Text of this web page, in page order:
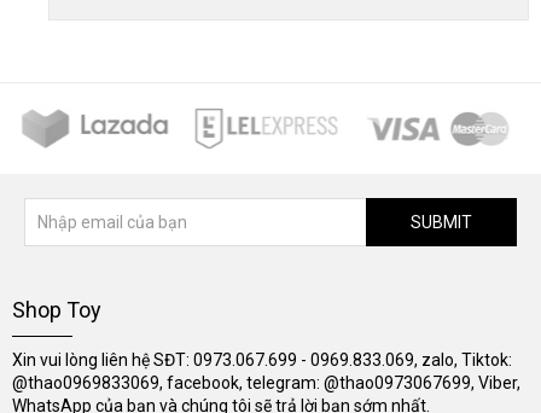
SUBMIT
Shop Toy
Xin vui lòng liên hệ SĐT: 0973.067.699 - 0969.833.069, zalo, Tiktok:
@thao0969833069, facebook, telegram: @thao0973067699, Viber,
WhatsApp của bạn và chúng tôi sẽ trả lời bạn sớm nhất.